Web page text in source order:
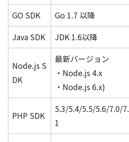
GO SDK Go 1.7 以降
Java SDK
JDK 1.6以降
Node.js S
DK
最新バージョン
・Node.js 4.x
・Node.js 6.x)
PHP SDK
5.3/5.4/5.5/5.6/7.0/7.
1